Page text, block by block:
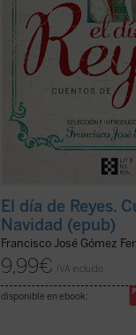
El día de Reyes.
Navidad (epub)
Francisco José Gómez
9,99€ IVA incluido
disponible en ebook: